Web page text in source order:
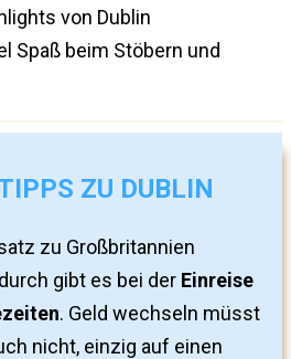
von Dublin
Spaß beim Stöbern und
ZU DUBLIN
zu Großbritannien
gibt es bei der Einreise
. Geld wechseln müsst
nicht, einzig auf einen